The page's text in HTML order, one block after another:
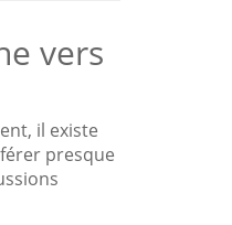
vers
il existe
presque